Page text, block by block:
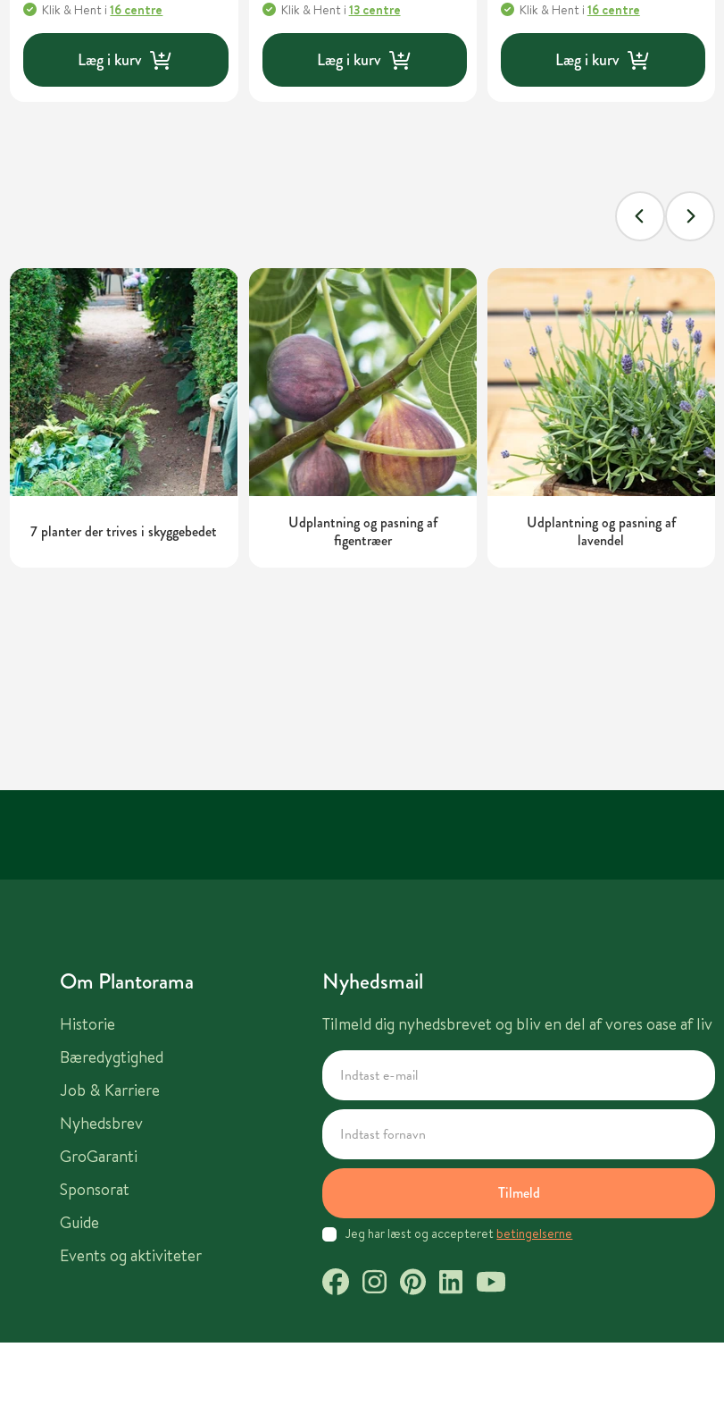
Klik & Hent i16 centre
Læg i kurv
Klik & Hent i 13 centre
Læg i kurv
Klik & Hent i 16 centre
Læg i kurv
7 planter der trives i skyggebedet
Udplantning og pasning af
figentræer
Udplantning og pasning af
lavendel
Om Plantorama
Historie
Bæredygtighed
Job & Karriere
Nyhedsbrev
GroGaranti
Sponsorat
Guide
Events og aktiviteter
Nyhedsmail
Tilmeld dig nyhedsbrevet og bliv en del af vores oase af liv
Tilmeld
Jeg har læst og accepteret betingelserne